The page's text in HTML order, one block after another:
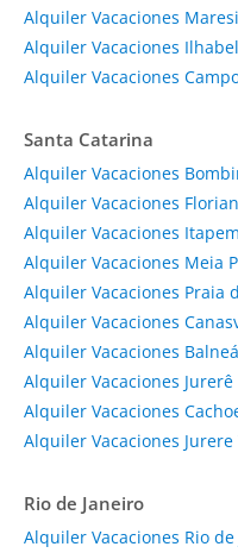
Alquiler Vacaciones
Alquiler Vacaciones
Alquiler Vacaciones
Santa Catarina
Alquiler Vacaciones
Alquiler Vacaciones
Alquiler Vacaciones
Alquiler Vacaciones Meia
Alquiler Vacaciones Praia
Alquiler Vacaciones
Alquiler Vacaciones
Alquiler Vacaciones
Alquiler Vacaciones
Alquiler Vacaciones
Rio de Janeiro
Alquiler Vacaciones Rio de